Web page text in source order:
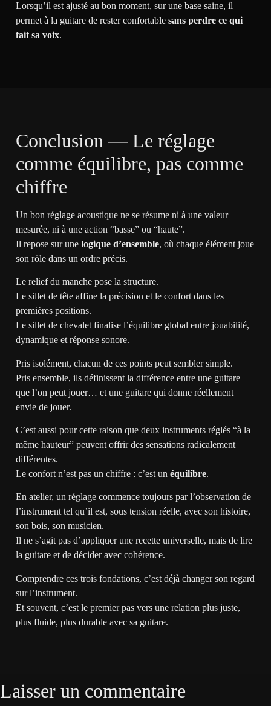
Lorsqu’il est ajusté au bon moment, sur une base saine, il
permet à la guitare de rester confortable sans perdre ce qui
fait sa voix.
Conclusion — Le réglage
comme équilibre, pas comme
chiffre
Un bon réglage acoustique ne se résume ni à une valeur
mesurée, ni à une action “basse” ou “haute”.
Il repose sur une logique d’ensemble, où chaque élément joue
son rôle dans un ordre précis.
Le relief du manche pose la structure.
Le sillet de tête affine la précision et le confort dans les
premières positions.
Le sillet de chevalet finalise l’équilibre global entre jouabilité,
dynamique et réponse sonore.
Pris isolément, chacun de ces points peut sembler simple.
Pris ensemble, ils définissent la différence entre une guitare
que l’on peut jouer… et une guitare qui donne réellement
envie de jouer.
C’est aussi pour cette raison que deux instruments réglés “à la
même hauteur” peuvent offrir des sensations radicalement
différentes.
Le confort n’est pas un chiffre : c’est un équilibre.
En atelier, un réglage commence toujours par l’observation de
l’instrument tel qu’il est, sous tension réelle, avec son histoire,
son bois, son musicien.
Il ne s’agit pas d’appliquer une recette universelle, mais de lire
la guitare et de décider avec cohérence.
Comprendre ces trois fondations, c’est déjà changer son regard
sur l’instrument.
Et souvent, c’est le premier pas vers une relation plus juste,
plus fluide, plus durable avec sa guitare.
Laisser un commentaire